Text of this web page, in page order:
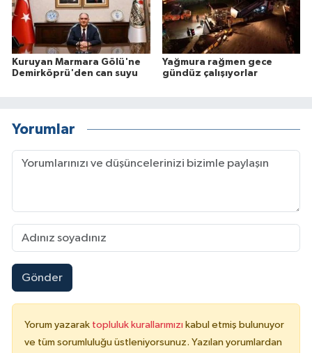
Kuruyan Marmara Gölü'ne
Demirköprü'den can suyu
Yağmura rağmen gece
gündüz çalışıyorlar
Yorumlar
Gönder
Yorum yazarak topluluk kurallarımızı kabul etmiş bulunuyor
ve tüm sorumluluğu üstleniyorsunuz. Yazılan yorumlardan